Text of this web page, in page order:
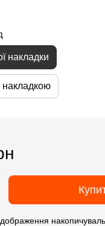
накладки
накладкою